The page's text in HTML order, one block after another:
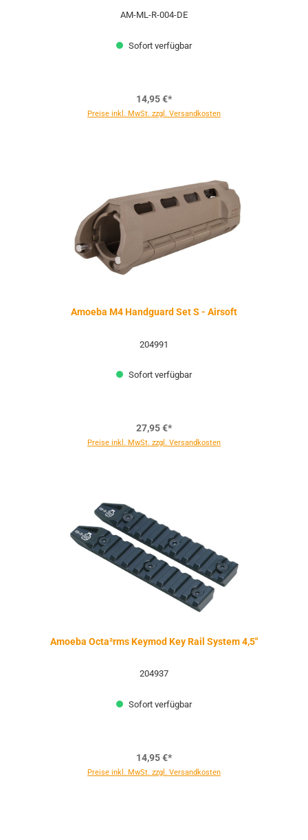
AM-ML-R-004-DE
Sofort verfügbar
14,95 €*
Preise inkl. MwSt. zzgl. Versandkosten
Amoeba M4 Handguard Set S - Airsoft
204991
Sofort verfügbar
27,95 €*
Preise inkl. MwSt. zzgl. Versandkosten
Amoeba Octa²rms Keymod Key Rail System 4,5"
204937
Sofort verfügbar
14,95 €*
Preise inkl. MwSt. zzgl. Versandkosten